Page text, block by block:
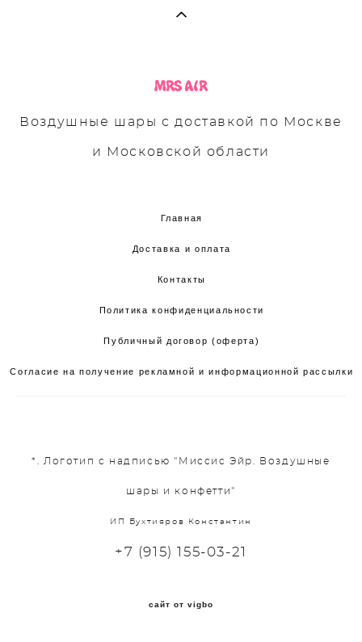
Воздушные шары с доставкой по Москве
и Московской области
Главная
Доставка и оплата
Контакты
Политика конфиденциальности
Публичный договор (оферта)
Согласие на получение рекламной и информационной рассылки
*. Логотип с надписью "Миссис Эйр. Воздушные
шары и конфетти"
ИП Бухтияров Константин
+7 (915) 155-03-21
сайт от vigbo